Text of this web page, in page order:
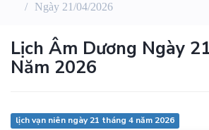
Ngày 21/04/2026
Lịch Âm Dương Ngày
Năm 2026
lịch vạn niên ngày 21 tháng 4 năm 2026